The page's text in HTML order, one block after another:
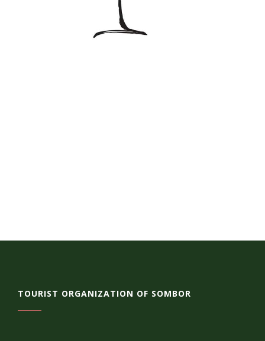
TOURIST ORGANIZATION OF SOMBOR